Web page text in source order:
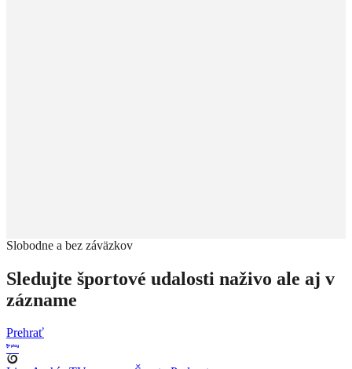
Slobodne a bez záväzkov
Sledujte športové udalosti naživo ale aj v
zázname
Prehrať